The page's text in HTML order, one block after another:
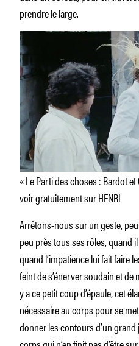
prendre le large.
« Le Parti des choses : Bardot
voir gratuitement sur HENRI
Arrêtons-nous sur un geste,
peu près tous ses rôles, quand
quand l’impatience lui fait faire
feint de s’énerver soudain et
y a ce petit coup d’épaule, cet
nécessaire au corps pour se
donner les contours d’un grand